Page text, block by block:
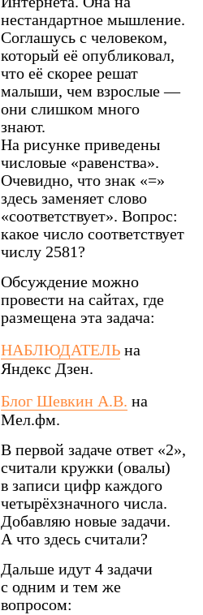
нестандартное мышление.
Соглашусь с человеком,
который её опубликовал,
что её скорее решат
малыши, чем взрослые —
они слишком много
знают.
На рисунке приведены
числовые «равенства».
Очевидно, что знак «=»
здесь заменяет слово
«соответствует». Вопрос:
какое число соответствует
числу 2581?
Обсуждение можно
провести на сайтах, где
размещена эта задача:
НАБЛЮДАТЕЛЬ на
Яндекс Дзен.
Блог Шевкин А.В. на
Мел.фм.
В первой задаче ответ «2»,
считали кружки (овалы)
в записи цифр каждого
четырёхзначного числа.
Добавляю новые задачи.
А что здесь считали?
Дальше идут 4 задачи
с одним и тем же
вопросом: